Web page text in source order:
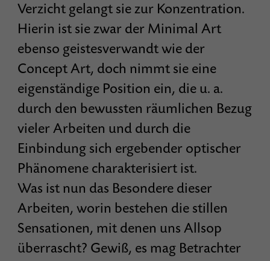
Verzicht gelangt sie zur Konzentration.
Hierin ist sie zwar der Minimal Art
ebenso geistesverwandt wie der
Concept Art, doch nimmt sie eine
eigenständige Position ein, die u. a.
durch den bewussten räumlichen Bezug
vieler Arbeiten und durch die
Einbindung sich ergebender optischer
Phänomene charakterisiert ist.
Was ist nun das Besondere dieser
Arbeiten, worin bestehen die stillen
Sensationen, mit denen uns Allsop
überrascht? Gewiß, es mag Betrachter